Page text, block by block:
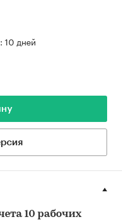
10 дней
10 рабочих